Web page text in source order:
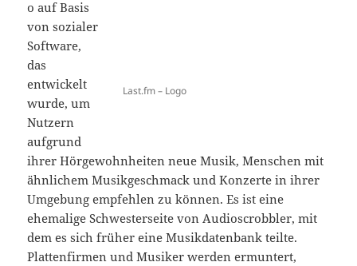
Last.fm – Logo
o auf Basis
von sozialer
Software,
das
entwickelt
wurde, um
Nutzern
aufgrund
ihrer Hörgewohnheiten neue Musik, Menschen mit
ähnlichem Musikgeschmack und Konzerte in ihrer
Umgebung empfehlen zu können. Es ist eine
ehemalige Schwesterseite von Audioscrobbler, mit
dem es sich früher eine Musikdatenbank teilte.
Plattenfirmen und Musiker werden ermuntert,